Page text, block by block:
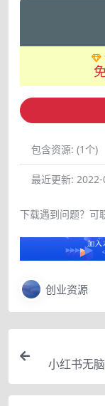
包含资源: (1个)
最近更新:
下载遇到问题？可
创业资源
小红书无